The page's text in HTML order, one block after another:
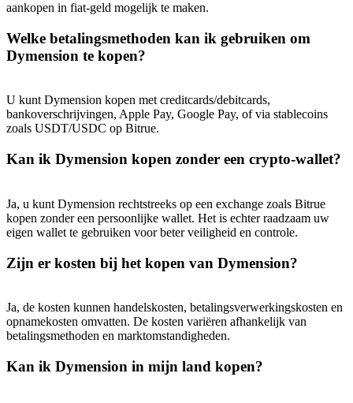
aankopen in fiat-geld mogelijk te maken.
Welke betalingsmethoden kan ik gebruiken om
Dymension te kopen?
U kunt Dymension kopen met creditcards/debitcards,
bankoverschrijvingen, Apple Pay, Google Pay, of via stablecoins
zoals USDT/USDC op Bitrue.
Kan ik Dymension kopen zonder een crypto-wallet?
Ja, u kunt Dymension rechtstreeks op een exchange zoals Bitrue
kopen zonder een persoonlijke wallet. Het is echter raadzaam uw
eigen wallet te gebruiken voor beter veiligheid en controle.
Zijn er kosten bij het kopen van Dymension?
Ja, de kosten kunnen handelskosten, betalingsverwerkingskosten en
opnamekosten omvatten. De kosten variëren afhankelijk van
betalingsmethoden en marktomstandigheden.
Kan ik Dymension in mijn land kopen?